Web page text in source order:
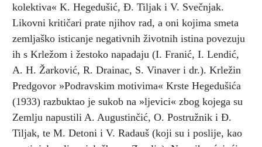
kolektiva« K. Hegedušić, Đ. Tiljak i V. Svečnjak.
Likovni kritičari prate njihov rad, a oni kojima smeta
zemljaško isticanje negativnih životnih istina povezuju
ih s Krležom i žestoko napadaju (I. Franić, I. Lendić,
A. H. Žarković, R. Drainac, S. Vinaver i dr.). Krležin
Predgovor »Podravskim motivima« Krste Hegedušića
(1933) razbuktao je sukob na »ljevici« zbog kojega su
Zemlju napustili A. Augustinčić, O. Postružnik i Đ.
Tiljak, te M. Detoni i V. Radauš (koji su i poslije, kao